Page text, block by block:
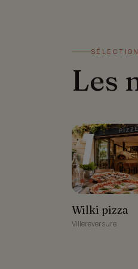
SÉLECTION
Les
Wilki pizza
1
★★★☆☆
Wilki pizza
Villereversure